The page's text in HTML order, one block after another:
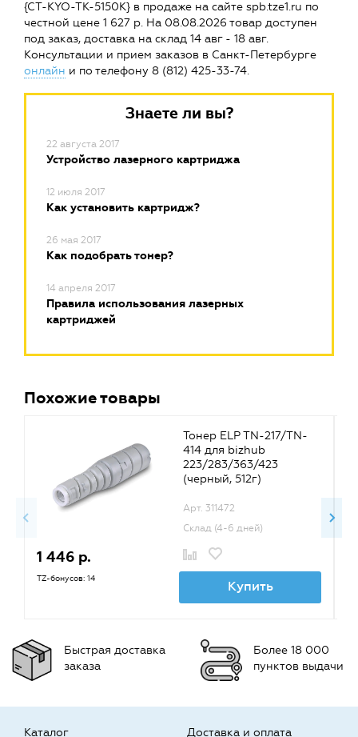
{CT-KYO-TK-5150K} в продаже на сайте spb.tze1.ru по
честной цене 1 627 р. На 08.08.2026 товар доступен
под заказ, доставка на склад 14 авг - 18 авг.
Консультации и прием заказов в Санкт-Петербурге
онлайн и по телефону 8 (812) 425-33-74.
Знаете ли вы?
22 августа 2017
Устройство лазерного картриджа
12 июля 2017
Как установить картридж?
26 мая 2017
Как подобрать тонер?
14 апреля 2017
Правила использования лазерных
картриджей
Похожие товары
Тонер ELP TN-217/TN-
414 для bizhub
223/283/363/423
(черный, 512г)
Арт. 311472
Склад (4-6 дней)
1 446 р.
TZ-бонусов: 14 Купить
Быстрая доставка
заказа
Более 18 000
пунктов выдачи
Каталог
Доставка и оплата